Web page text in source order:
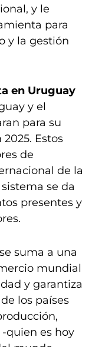
y le
para
y la gestión
en Uruguay
y el
para su
Estos
de
de la
se da
presentes y
suma a una
mundial
y garantiza
los países
quien es hoy